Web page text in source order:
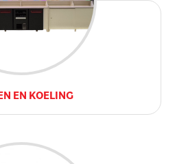
EN KOELING